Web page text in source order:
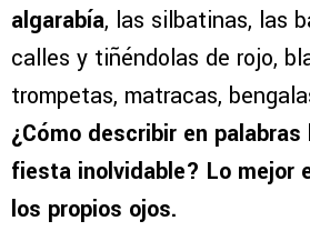
algarabía, las silbatinas, las
calles y tiñéndolas de rojo,
trompetas, matracas,
¿Cómo describir en
fiesta inolvidable? Lo mejor
los propios ojos.